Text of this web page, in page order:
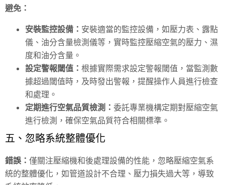
避免：
安裝監控設備： 安裝適當的監控設備，如壓力表、露點
儀、油分含量檢測儀等，實時監控壓縮空氣的壓力、濕
度和油分含量。
設定警報閾值： 根據實際需求設定警報閾值，當監測數
據超過閾值時，及時發出警報，提醒操作人員進行檢查
和處理。
定期進行空氣品質檢測： 委託專業機構定期對壓縮空氣
進行檢測，確保空氣品質符合相關標準。
五、忽略系統整體優化
錯誤： 僅關注壓縮機和後處理設備的性能，忽略壓縮空氣系
統的整體優化，如管道設計不合理、壓力損失過大等，導致